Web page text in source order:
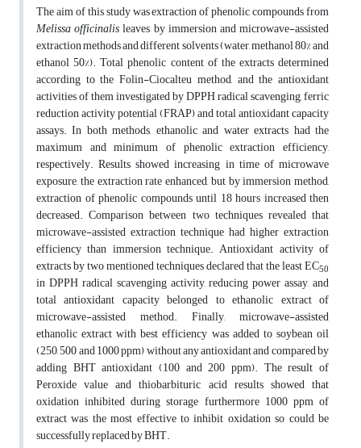
The aim of this study was extraction of phenolic compounds from
Melissaofficinalisleaves by immersion and microwave-assisted
extraction methods and different solvents (water, methanol 80% and
ethanol 50%). Total phenolic content of the extracts determined
according to the Folin-Ciocalteu method, and the antioxidant
activities of them investigated by DPPH radical scavenging, ferric
reduction activity potential (FRAP) and total antioxidant capacity
assays. In both methods, ethanolic and water extracts had the
maximum and minimum of phenolic extraction efficiency,
respectively. Results showed increasing in time of microwave
exposure, the extraction rate enhanced, but by immersion method,
extraction of phenolic compounds until 18 hours increased then
decreased. Comparison between two techniques revealed that
microwave-assisted extraction technique had higher extraction
efficiency than immersion technique. Antioxidant activity of
extracts by two mentioned techniques declared that the least EC50
in DPPH radical scavenging activity, reducing power assay, and
total antioxidant capacity belonged to ethanolic extract of
microwave-assisted method. Finally, microwave-assisted
ethanolic extract with best efficiency was added to soybean oil
(250, 500 and 1000 ppm) without any antioxidant and compared by
adding BHT antioxidant (100 and 200 ppm). The result of
Peroxide value and thiobarbituric acid results showed that
oxidation inhibited during storage furthermore 1000 ppm of
extract was the most effective to inhibit oxidation so could be
successfully replaced by BHT.